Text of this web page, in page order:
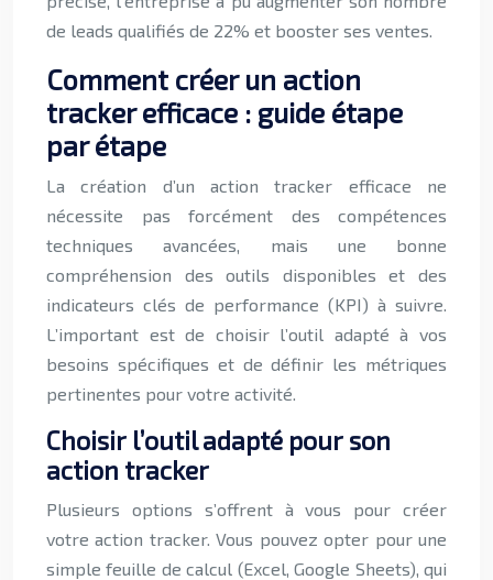
de leads qualifiés de 22% et booster ses ventes.
Comment créer un action
tracker efficace : guide étape
par étape
La création d’un action tracker efficace ne
nécessite pas forcément des compétences
techniques avancées, mais une bonne
compréhension des outils disponibles et des
indicateurs clés de performance (KPI) à suivre.
L’important est de choisir l’outil adapté à vos
besoins spécifiques et de définir les métriques
pertinentes pour votre activité.
Choisir l’outil adapté pour son
action tracker
Plusieurs options s’offrent à vous pour créer
votre action tracker. Vous pouvez opter pour une
simple feuille de calcul (Excel, Google Sheets), qui